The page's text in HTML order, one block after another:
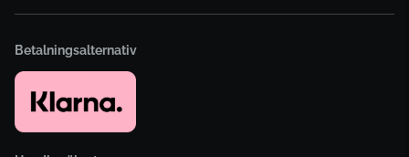
Betalningsalternativ